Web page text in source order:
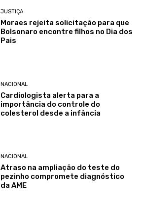
JUSTIÇA
Moraes rejeita solicitação para que
Bolsonaro encontre filhos no Dia dos
Pais
NACIONAL
Cardiologista alerta para a
importância do controle do
colesterol desde a infância
NACIONAL
Atraso na ampliação do teste do
pezinho compromete diagnóstico
da AME